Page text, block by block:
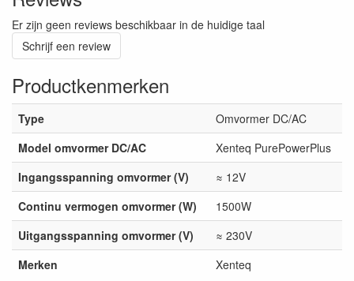
Er zijn geen reviews beschikbaar in de huidige taal
Schrijf een review
Productkenmerken
Type
Omvormer DC/AC
Model omvormer DC/AC
Xenteq PurePowerPlus
Ingangsspanning omvormer (V)
≈ 12V
Continu vermogen omvormer (W)
1500W
Uitgangsspanning omvormer (V)
≈ 230V
Merken
Xenteq